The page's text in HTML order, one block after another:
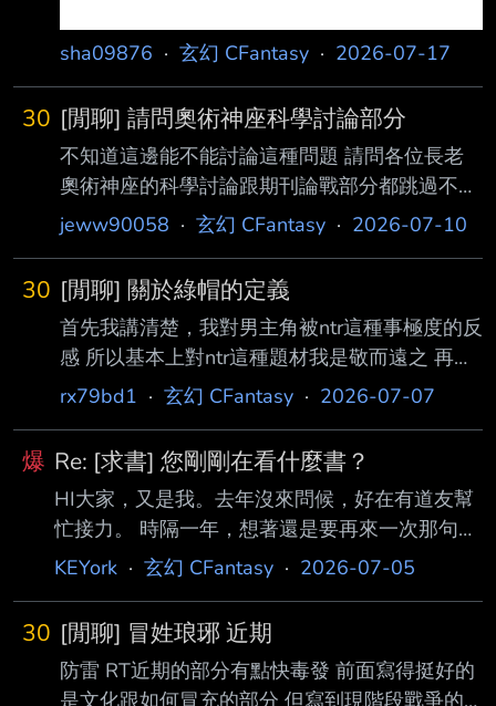
sha09876 · 玄幻 CFantasy · 2026-07-17
30 [閒聊] 請問奧術神座科學討論部分
不知道這邊能不能討論這種問題 請問各位長老
奧術神座的科學討論跟期刊論戰部分都跳過不看
的話 對閱讀整體故事會有割裂感嗎 說實在本人
看作者寫的那些科學及數學問題實在是看不太懂
也感受不到該部分的精彩 但還是很喜歡整體故
事的 就是不知道跳過這些對閱讀有沒有影響還
是建議可以直接棄書 ---- Sent from BePTT on
my Google Pixel 6 --
jeww90058 · 玄幻 CFantasy · 2026-07-10
30 [閒聊] 關於綠帽的定義
首先我講清楚，我對男主角被ntr這種事極度的反
感 所以基本上對ntr這種題材我是敬而遠之 再來
回到對「綠」這種事的定義， 前面有人認定女
叫被「綠」 了，看到這部分我實在是黑人問號
(至於那個女的是不是處這點與綠無關，我就不
贅述了) 首先這女的跟男主在一起之前有過已分
手的男友有問題嗎？ 都已經分手了還有什麼好
講的？ 而且照你的標準來說，這算男主角
「綠」了女主角的前男友嗎？ 那是不是說那有
一大票女性角色有前男友但是後來因為純愛(不
因為sex) 綁定男主的小說都叫綠文嗎
rx79bd1 · 玄幻 CFantasy · 2026-07-07
爆 Re: [求書] 您剛剛在看什麼書？
HI大家，又是我。去年沒來問候，好在有道友幫
忙接力。 時隔一年，想著還是要再來一次那句
—— 嘿，道友，您剛剛在看什麼書呢？ 不用是
在正在翻的那一本。 拋磚引玉: 我在看<這個地下
城長蘑菇了>，菌主的惡趣味是我每天的精神食
糧。 --
KEYork · 玄幻 CFantasy · 2026-07-05
30 [閒聊] 冒姓琅琊 近期
防雷 RT近期的部分有點快毒發 前面寫得挺好的